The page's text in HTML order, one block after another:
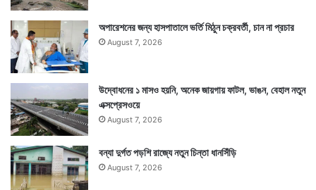
অপারেশনের জন্য হাসপাতালে ভর্তি মিঠুন চক্রবর্তী, চান না প্রচার
August 7, 2026
উদ্বোধনের ১ মাসও হয়নি, অনেক জায়গায় ফাটল, ভাঙন, বেহাল নতুন
এক্সপ্রেসওয়ে
August 7, 2026
বন্যা দুর্গত পড়শি রাজ্যে নতুন চিন্তা ধানসিঁড়ি
August 7, 2026